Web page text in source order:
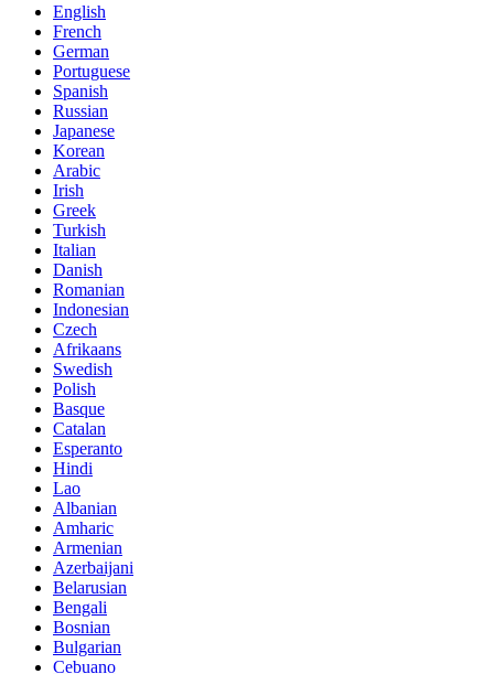
English
French
German
Portuguese
Spanish
Russian
Japanese
Korean
Arabic
Irish
Greek
Turkish
Italian
Danish
Romanian
Indonesian
Czech
Afrikaans
Swedish
Polish
Basque
Catalan
Esperanto
Hindi
Lao
Albanian
Amharic
Armenian
Azerbaijani
Belarusian
Bengali
Bosnian
Bulgarian
Cebuano